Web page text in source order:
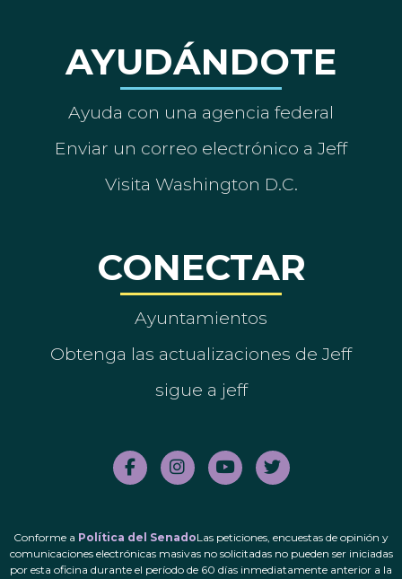
AYUDÁNDOTE
Ayuda con una agencia federal
Enviar un correo electrónico a Jeff
Visita Washington D.C.
CONECTAR
Ayuntamientos
Obtenga las actualizaciones de Jeff
sigue a jeff
Conforme a Política del SenadoLas peticiones, encuestas de opinión y
comunicaciones electrónicas masivas no solicitadas no pueden ser iniciadas
por esta oficina durante el período de 60 días inmediatamente anterior a la